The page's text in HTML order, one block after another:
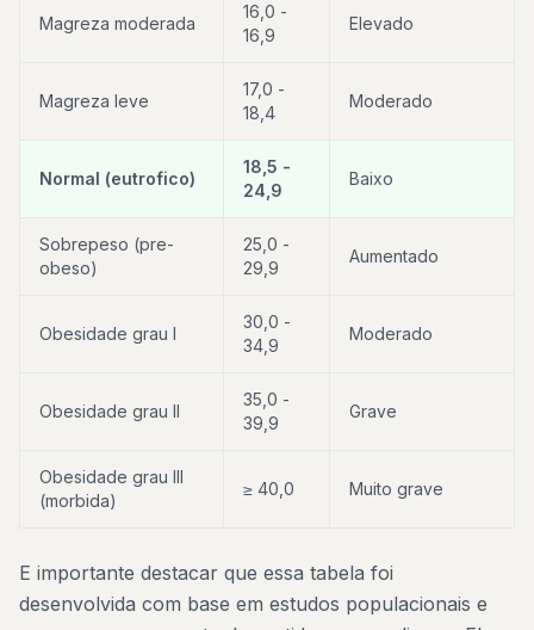
Magreza moderada
16,0 -
16,9
Elevado
Magreza leve
17,0 -
18,4
Moderado
Normal (eutrofico)
18,5 -
24,9
Baixo
Sobrepeso (pre-
obeso)
25,0 -
29,9
Aumentado
Obesidade grau I
30,0 -
34,9
Moderado
Obesidade grau II
35,0 -
39,9
Grave
Obesidade grau III
(morbida)
≥ 40,0 Muito grave
E importante destacar que essa tabela foi
desenvolvida com base em estudos populacionais e